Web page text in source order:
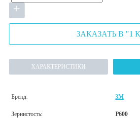
+
ЗАКАЗАТЬ В "1
ХАРАКТЕРИСТИКИ
Бренд: 3M
Зернистость: P600